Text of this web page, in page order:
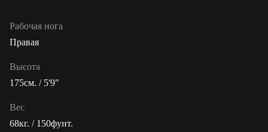
Рабочая нога
Правая
Высота
175см. / 5'9"
Вес
68кг. / 150фунт.